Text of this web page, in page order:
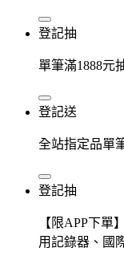
登記抽
單筆滿1888元
登記送
全站指定品單
登記抽
【限APP下單
用記錄器、國